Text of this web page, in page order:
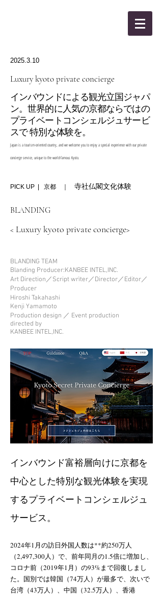
2025.3.10
Luxury kyoto private concierge
インバウンドによる観光立国ジャパ
ン。世界的に人気の京都ならではの
プライベートコンシェルジュサービ
スで 特別な体験を。
Japan is a tourism-oriented country, and we welcome you to enjoy a special experience with our private
concierge service, unique to the world-famous Kyoto.
PICK UP | 京都 ｜ 寺社仏閣文化体験
BLANDING
< Luxury kyoto private concierge>
BLANDING TEAM
Blanding Producer:KANBEE INTEL,INC.
Art Direction／Script wrìter／Director／Editor／
Producer
Hiroshi Takahashi
Kenji Yamamoto
Production design ／ Event production
directed by
KANBEE INTEL,INC.
インバウンド富裕層向けに京都を
中心とした特別な観光体験を実現
するプライベートコンシェルジュ
サービス。
2024年1月の訪日外国人数は**約250万人
（2,497,300人）で、前年同月の1.5倍に増加し、
コロナ前（2019年1月）の93%まで回復しまし
た。国別では韓国（74万人）が最多で、次いで
台湾（43万人）、中国（32.5万人）、香港